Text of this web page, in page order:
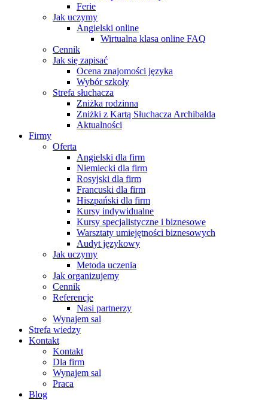
Ferie
Jak uczymy
Angielski online
Wirtualna klasa online FAQ
Cennik
Jak się zapisać
Ocena znajomości języka
Wybór szkoły
Strefa słuchacza
Zniżka rodzinna
Zniżki z Kartą Słuchacza Archibalda
Aktualności
Firmy
Oferta
Angielski dla firm
Niemiecki dla firm
Rosyjski dla firm
Francuski dla firm
Hiszpański dla firm
Kursy indywidualne
Kursy specjalistyczne i biznesowe
Warsztaty umiejętności biznesowych
Audyt językowy
Jak uczymy
Metoda uczenia
Jak organizujemy
Cennik
Referencje
Nasi partnerzy
Wynajem sal
Strefa wiedzy
Kontakt
Kontakt
Dla firm
Wynajem sal
Praca
Blog